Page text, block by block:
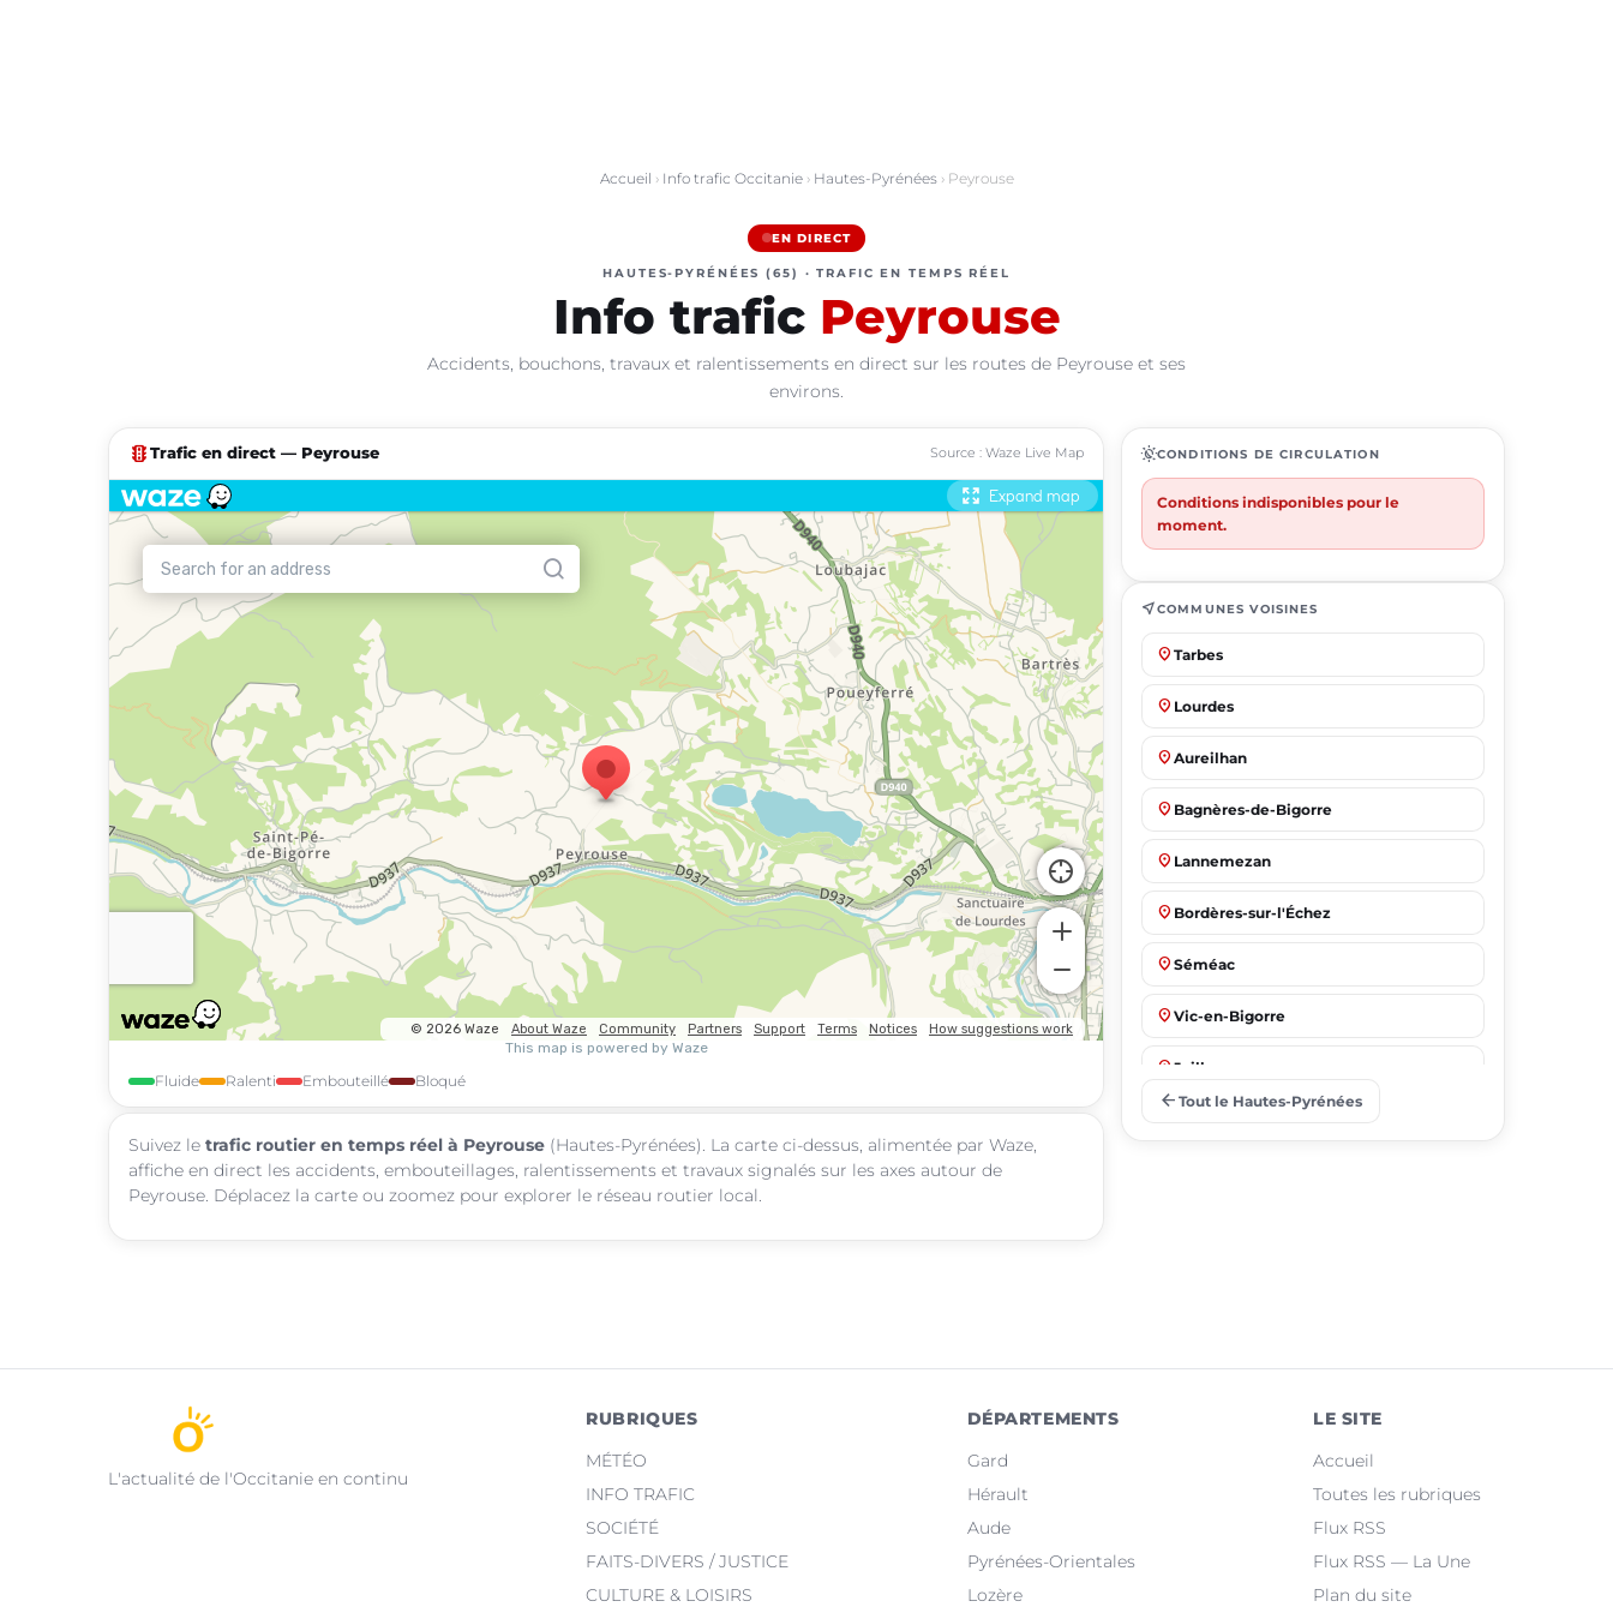
Accueil › Info trafic Occitanie› Hautes-Pyrénées› Peyrouse
EN DIRECT
HAUTES-PYRÉNÉES (65) · TRAFIC EN TEMPS RÉEL
Info trafic Peyrouse
Accidents, bouchons, travaux et ralentissements en direct sur les routes de Peyrouse et ses
environs.
traffic Trafic en direct — Peyrouse Source : Waze Live Map
Fluide Ralenti Embouteillé Bloqué
Suivez le trafic routier en temps réel à Peyrouse (Hautes-Pyrénées). La carte ci-dessus, alimentée par Waze,
affiche en direct les accidents, embouteillages, ralentissements et travaux signalés sur les axes autour de
Peyrouse. Déplacez la carte ou zoomez pour explorer le réseau routier local.
routineCONDITIONS DE CIRCULATION
Conditions indisponibles pour le
moment.
near_meCOMMUNES VOISINES
place Tarbes
place Lourdes
place Aureilhan
place Bagnères-de-Bigorre
place Lannemezan
place Bordères-sur-l'Échez
place Séméac
place Vic-en-Bigorre
place Juillan
arrow_back Tout le Hautes-Pyrénées
L'actualité de l'Occitanie en continu
RUBRIQUES
MÉTÉO
INFO TRAFIC
SOCIÉTÉ
FAITS-DIVERS / JUSTICE
CULTURE & LOISIRS
DÉPARTEMENTS
Gard
Hérault
Aude
Pyrénées-Orientales
Lozère
LE SITE
Accueil
Toutes les rubriques
Flux RSS
Flux RSS — La Une
Plan du site